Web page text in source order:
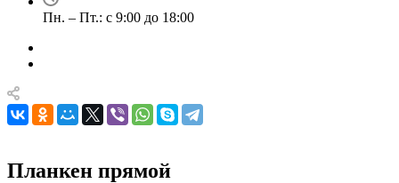
Пн. – Пт.: с 9:00 до 18:00
Планкен прямой